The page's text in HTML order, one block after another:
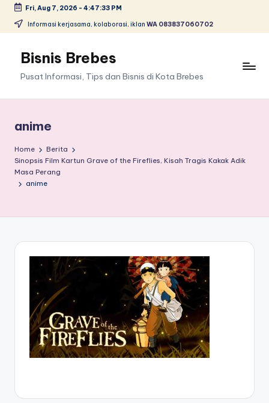
Skip
content
Fri, Aug 7, 2026 - 4:47:33 PM
Informasi kerjasama, kolaborasi, iklan WA 083837060702
Bisnis Brebes
Pusat Informasi, Tips dan Bisnis di Kota Brebes
anime
Home
Berita
Sinopsis Film Kartun Grave of the Fireflies, Kisah Tragis Kakak Adik
Masa Perang
anime